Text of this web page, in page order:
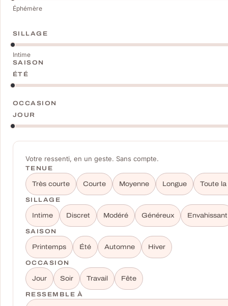
Éphémère
SILLAGE
Intime
SAISON
ÉTÉ
OCCASION
JOUR
Votre ressenti, en un geste. Sans compte.
TENUE
Très courte Courte Moyenne Longue Toute
SILLAGE
Intime Discret Modéré Généreux Envahissant
SAISON
Printemps Été Automne Hiver
OCCASION
Jour Soir Travail Fête
RESSEMBLE À